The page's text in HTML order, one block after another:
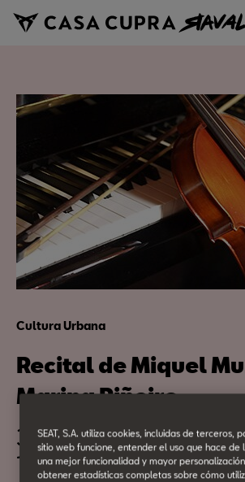
Cultura Urbana
Recital de Miquel
Marina Piñeiro
30 de Septiembre
19:30h
SEAT, S.A. utiliza cookies, incluidas de terceros,
sitio web funcione, entender el uso que hace
una mejor funcionalidad y mayor
obtener estadísticas completas sobre cómo